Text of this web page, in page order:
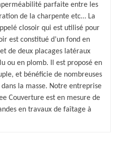
parfaite entre les
de la charpente etc… La
closoir qui est utilisé pour
est constitué d’un fond en
de deux placages latéraux
ou en plomb. Il est proposé en
et bénéficie de nombreuses
la masse. Notre entreprise
Couverture est en mesure de
en travaux de faîtage à